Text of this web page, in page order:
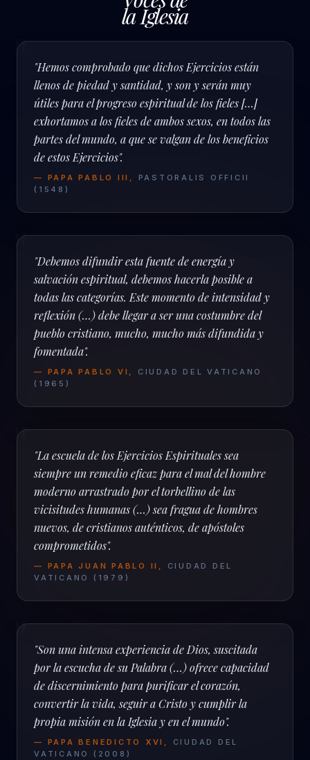
la Iglesia
" "Hemos comprobado que dichos Ejercicios están
llenos de piedad y santidad, y son y serán muy
útiles para el progreso espiritual de los fieles […]
exhortamos a los fieles de ambos sexos, en todos las
partes del mundo, a que se valgan de los beneficios
de estos Ejercicios".
— PAPA PABLO III ,
PASTORALIS OFFICII
( 1548 )
" "Debemos difundir esta fuente de energía y
salvación espiritual, debemos hacerla posible a
todas las categorías. Este momento de intensidad y
reflexión (…) debe llegar a ser una costumbre del
pueblo cristiano, mucho, mucho más difundida y
fomentada".
— PAPA PABLO VI ,
CIUDAD DEL VATICANO
( 1965 )
" "La escuela de los Ejercicios Espirituales sea
siempre un remedio eficaz para el mal del hombre
moderno arrastrado por el torbellino de las
vicisitudes humanas (…) sea fragua de hombres
nuevos, de cristianos auténticos, de apóstoles
comprometidos".
— PAPA JUAN PABLO II ,
CIUDAD DEL
VATICANO
( 1979 )
" "Son una intensa experiencia de Dios, suscitada
por la escucha de su Palabra (…) ofrece capacidad
de discernimiento para purificar el corazón,
convertir la vida, seguir a Cristo y cumplir la
propia misión en la Iglesia y en el mundo".
— PAPA BENEDICTO XVI ,
CIUDAD DEL
VATICANO
( 2008 )